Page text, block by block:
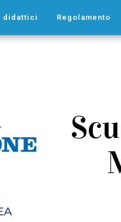
didattici Regolamento